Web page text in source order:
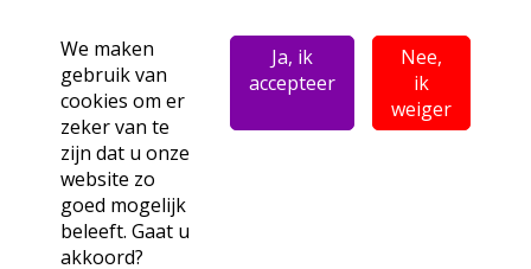
We maken
gebruik van
cookies om er
zeker van te
zijn dat u onze
website zo
goed mogelijk
beleeft. Gaat u
akkoord?
Ja, ik
accepteer
Nee,
ik
weiger